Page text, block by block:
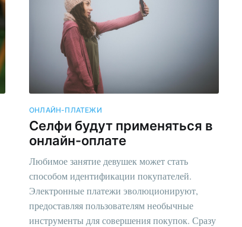
ОНЛАЙН-ПЛАТЕЖИ
Селфи будут применяться в
онлайн-оплате
Любимое занятие девушек может стать
способом идентификации покупателей.
Электронные платежи эволюционируют,
предоставляя пользователям необычные
инструменты для совершения покупок. Сразу